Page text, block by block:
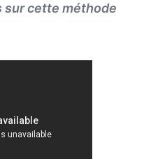
sur cette méthode